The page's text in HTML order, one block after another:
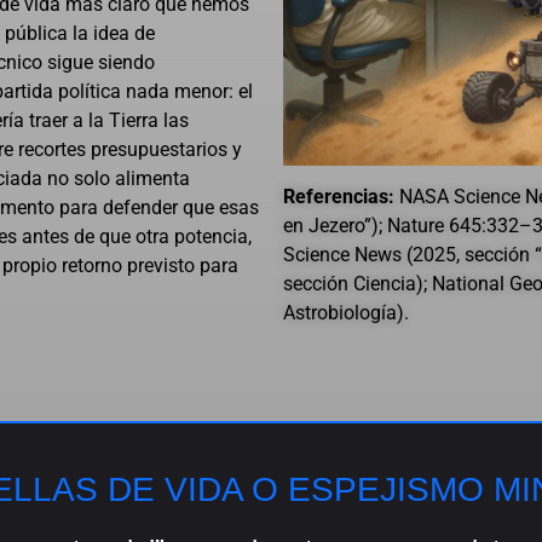
la idea de
sigue siendo
política nada menor: el
traer a la Tierra las
recortes presupuestarios y
no solo alimenta
para defender que esas
antes de que otra potencia,
retorno previsto para
Referencias: NASA Science
en Jezero”); Nature
Science News (2025, sección
sección Ciencia); National
Astrobiología).
DE VIDA O ESPEJISMO